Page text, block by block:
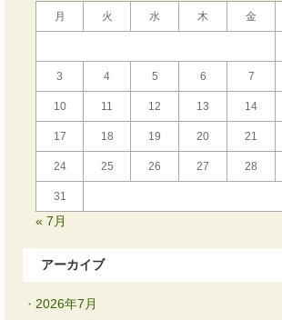
月 火 水 木 金
3 4 5 6 7
10 11 12 13 14
17 18 19 20 21
24 25 26 27 28
31
« 7月
アーカイブ
2026年7月